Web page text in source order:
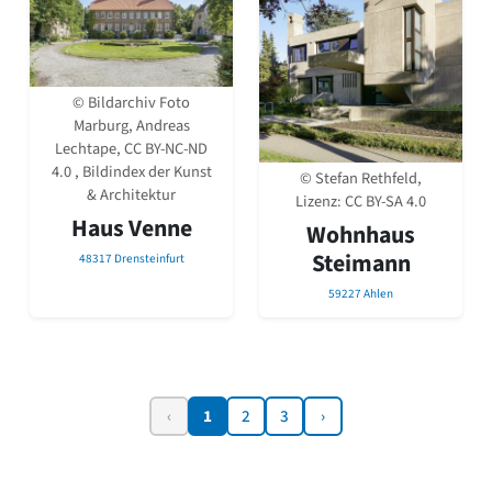
© Bildarchiv Foto
Marburg, Andreas
Lechtape, CC BY-NC-ND
4.0 , Bildindex der Kunst
& Architektur
Haus Venne
48317 Drensteinfurt
© Stefan Rethfeld,
Lizenz:CC BY-SA 4.0
Wohnhaus
Steimann
59227 Ahlen
‹ 1 2 3 ›